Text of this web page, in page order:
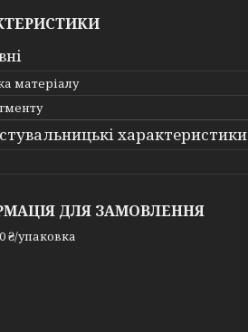
матеріалу
характеристики
ДЛЯ ЗАМОВЛЕННЯ
₴/упаковка